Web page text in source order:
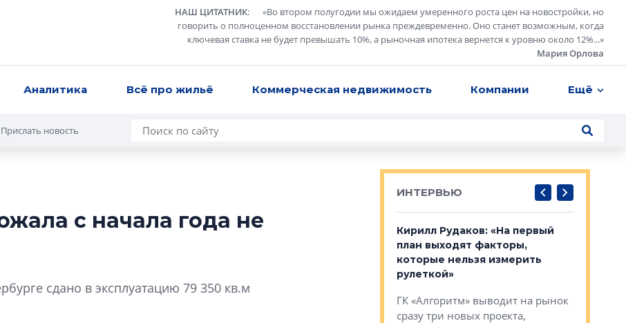
НАШ ЦИТАТНИК: «Во втором полугодии мы ожидаем умеренного роста цен на новостройки, но
говорить о полноценном восстановлении рынка преждевременно. Оно станет возможным, когда
ключевая ставка не будет превышать 10%, а рыночная ипотека вернется к уровню около 12%...»
Мария Орлова
Аналитика Всё про жильё Коммерческая недвижимость Компании Ещё
Прислать новость
с начала года не
сдано в эксплуатацию 79 350 кв.м
ИНТЕРВЬЮ
Сергей Софронов: «Хороший
Что важнее для современного
Кирилл Рудаков: «На первый
план выходят факторы,
которые нельзя измерить
рулеткой»
ГК «Алгоритм» выводит на рынок
сразу три новых проекта,